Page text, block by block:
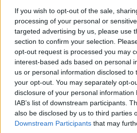
If you wish to opt-out of the sale,
processing of your personal or
targeted advertising by us, please use
section to confirm your selection.
opt-out request is processed you may
interest-based ads based on personal
us or personal information disclosed to
your opt-out. You may separately opt-
disclosure of your personal information
IAB’s list of downstream participants.
also be disclosed by us to third parties
Downstream Participants that may
PostgreSQL es un potente sistema de
relacional de código abierto. Cuenta
de desarrollo activo y una
valido una sólida reputación por su
datos y corrección.Funciona en
operativos principales, incluidos Linux,
UX, SGI IRIX, macOS, Solaris, Tru64) y
Windows. PostgreSQL es un potente
bases de datos objeto-relacional.
sin conexión de PostgreSQL de 64
totalmente compatible con ACID,